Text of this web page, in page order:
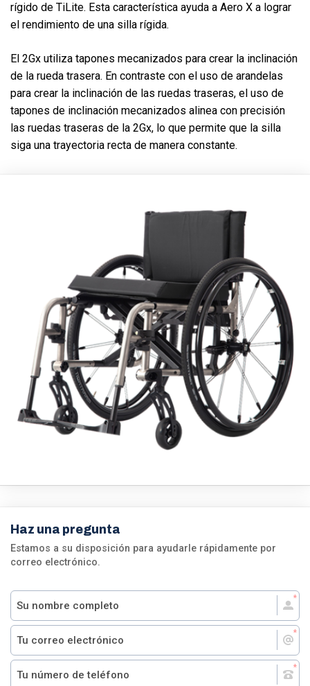
rígido de TiLite. Esta característica ayuda a Aero X a lograr
el rendimiento de una silla rígida.
El 2Gx utiliza tapones mecanizados para crear la inclinación
de la rueda trasera. En contraste con el uso de arandelas
para crear la inclinación de las ruedas traseras, el uso de
tapones de inclinación mecanizados alinea con precisión
las ruedas traseras de la 2Gx, lo que permite que la silla
siga una trayectoria recta de manera constante.
Haz una pregunta
Estamos a su disposición para ayudarle rápidamente por
correo electrónico.